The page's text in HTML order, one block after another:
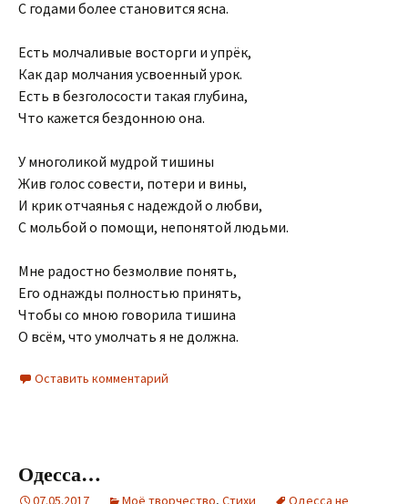
С годами более становится ясна.
Есть молчаливые восторги и упрёк,
Как дар молчания усвоенный урок.
Есть в безголосости такая глубина,
Что кажется бездонною она.
У многоликой мудрой тишины
Жив голос совести, потери и вины,
И крик отчаянья с надеждой о любви,
С мольбой о помощи, непонятой людьми.
Мне радостно безмолвие понять,
Его однажды полностью принять,
Чтобы со мною говорила тишина
О всём, что умолчать я не должна.
Оставить комментарий
Одесса…
07.05.2017 Моё творчество, Стихи
Одесса не